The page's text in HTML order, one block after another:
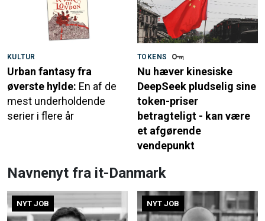
KULTUR
Urban fantasy fra
øverste hylde: En af de
mest underholdende
serier i flere år
TOKENS
Nu hæver kinesiske
DeepSeek pludselig sine
token-priser
betragteligt - kan være
et afgørende
vendepunkt
Navnenyt fra it-Danmark
NYT JOB NYT JOB